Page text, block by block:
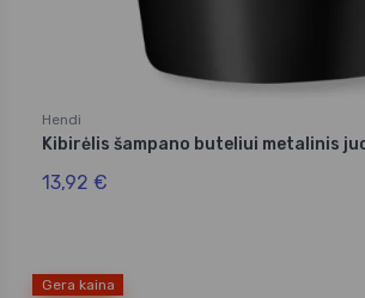
Hendi
Kibirėlis šampano buteliui metalinis
13,92 €
Gera kaina